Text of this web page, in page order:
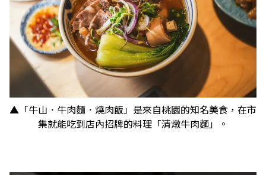
▲「牛山．牛肉麵．燒肉飯」是來自桃園的知名美食，在市
集就能吃到店內招牌的料理「清燉牛肉麵」。